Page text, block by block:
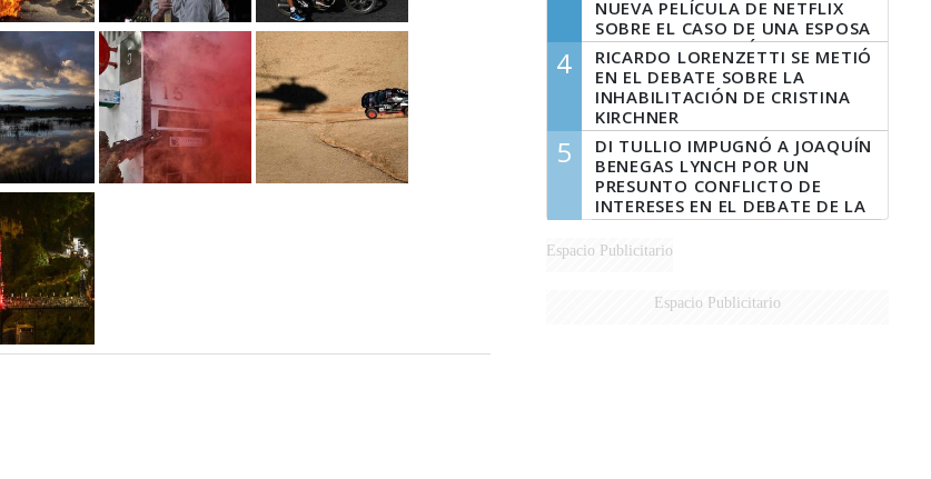
NUEVA PELÍCULA DE NETFLIX
SOBRE EL CASO DE UNA ESPOSA
QUE DESCUARTIZÓ A SU
MARIDO
4
RICARDO LORENZETTI SE METIÓ
EN EL DEBATE SOBRE LA
INHABILITACIÓN DE CRISTINA
KIRCHNER
5
DI TULLIO IMPUGNÓ A JOAQUÍN
BENEGAS LYNCH POR UN
PRESUNTO CONFLICTO DE
INTERESES EN EL DEBATE DE LA
LEY DE TIERRAS
Espacio Publicitario
Espacio Publicitario